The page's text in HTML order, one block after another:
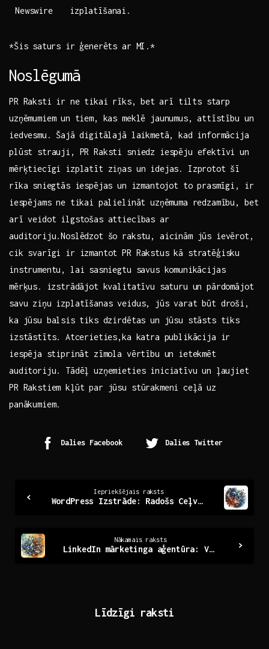
Newswire
izplatīšanai.
*Šis ⁣saturs ir ģenerēts ar MI.*
Noslēgumā
PR Raksti ir ne⁣ tikai rīks, ⁤bet ⁣arī tilts starp
uzņēmumiem ⁣un tiem, kas meklē jaunumus,⁤ attīstību un
iedvesmu. ⁤Šajā digitālajā laikmetā, kad informācija⁣
plūst​ strauji, PR Raksti ‌sniedz iespēju efektīvi un⁤
mērķtiecīgi izplatīt ziņas un idejas. Izprotot‌ šī
rīka ⁣sniegtās iespējas un⁢ izmantojot ​to prasmīgi, ir
⁤iespējams ne tikai palielināt uzņēmuma redzamību, bet
arī veidot ilgstošas attiecības ar
auditoriju.Noslēdzot šo ​rakstu, aicinām‍ jūs ievērot,
cik​ svarīgi ir izmantot PR Rakstus kā stratēģisku
instrumentu, lai⁣ sasniegtu savus komunikācijas
mērķus. ⁤izstrādājot kvalitatīvu saturu un pārdomājot
savu ziņu izplatīšanas veidus, jūs ‍varat būt ‌droši,
ka ‌jūsu balsis ⁤tiks dzirdētas un jūsu stāsts tiks
izstāstīts.⁤ Atcerieties,ka katra publikācija ir
iespēja ⁢stiprināt zīmola vērtību un ietekmēt
auditoriju. Tādēļ uzņemieties ‌iniciatīvu un ⁤ļaujiet
PR Rakstiem kļūt par jūsu stūrakmeni ceļā uz
panākumiem.
Dalies Facebook Dalies Twitter
Reading
Iepriekšējais raksts
WordPress Izstrāde: Radošs Ceļvedis Digitālajai Pasaulei
Nākamais raksts
LinkedIn mārketinga aģentūra: Viss, kas jādara panākumiem
Līdzīgi raksti